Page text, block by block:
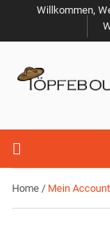
Willkommen,
Home / Mein Account